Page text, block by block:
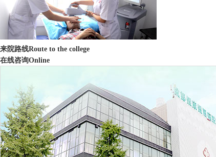
来院路线Route to the college
在线咨询Online